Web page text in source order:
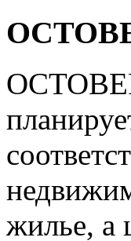
жилье, а